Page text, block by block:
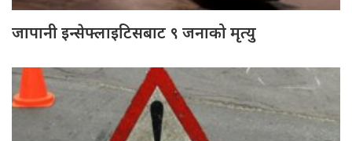
जापानी इन्सेफ्लाइटिसबाट ९ जनाको मृत्यु